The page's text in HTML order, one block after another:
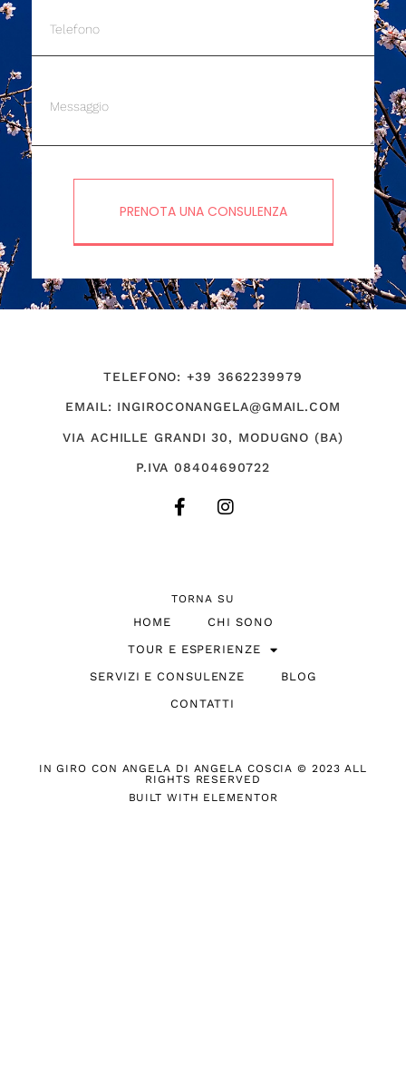
PRENOTA UNA CONSULENZA
TELEFONO: +39 3662239979
EMAIL: INGIROCONANGELA@GMAIL.COM
VIA ACHILLE GRANDI 30, MODUGNO (BA)
P.IVA 08404690722
TORNA SU
HOME
CHI SONO
TOUR E ESPERIENZE
SERVIZI E CONSULENZE
BLOG
CONTATTI
IN GIRO CON ANGELA DI ANGELA COSCIA © 2023 ALL
RIGHTS RESERVED
BUILT WITH ELEMENTOR